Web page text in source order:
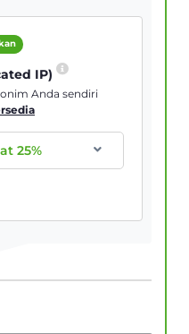
IP)
Anda sendiri
25%